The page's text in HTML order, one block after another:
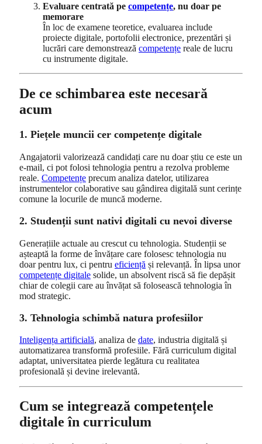
Evaluare centrată pe competențe, nu doar pe
memorare
În loc de examene teoretice, evaluarea include
proiecte digitale, portofolii electronice, prezentări și
lucrări care demonstrează competențe reale de lucru
cu instrumente digitale.
De ce schimbarea este necesară
acum
1. Piețele muncii cer competențe digitale
Angajatorii valorizează candidați care nu doar știu ce este un
e‑mail, ci pot folosi tehnologia pentru a rezolva probleme
reale. Competențe precum analiza datelor, utilizarea
instrumentelor colaborative sau gândirea digitală sunt cerințe
comune la locurile de muncă moderne.
2. Studenții sunt nativi digitali cu nevoi diverse
Generațiile actuale au crescut cu tehnologia. Studenții se
așteaptă la forme de învățare care folosesc tehnologia nu
doar pentru lux, ci pentru eficiență și relevanță. În lipsa unor
competențe digitale solide, un absolvent riscă să fie depășit
chiar de colegii care au învățat să folosească tehnologia în
mod strategic.
3. Tehnologia schimbă natura profesiilor
Inteligența artificială, analiza de date, industria digitală și
automatizarea transformă profesiile. Fără curriculum digital
adaptat, universitatea pierde legătura cu realitatea
profesională și devine irelevantă.
Cum se integrează competențele
digitale în curriculum